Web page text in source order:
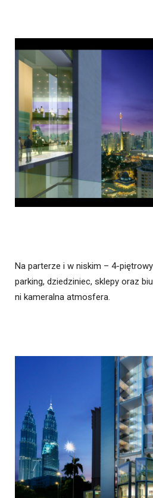
Na parterze i w niskim – 4-
parking, dziedziniec, sklepy oraz
ni kameralna atmosfera.